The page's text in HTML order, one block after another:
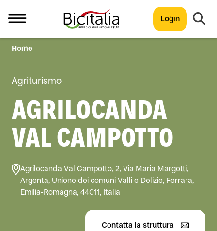
Login
TUTTO
Home
Agriturismo
AGRILOCANDA
VAL CAMPOTTO
Agrilocanda Val Campotto, 2, Via Maria Margotti,
Argenta, Unione dei comuni Valli e Delizie, Ferrara,
Emilia-Romagna, 44011, Italia
Contatta la struttura